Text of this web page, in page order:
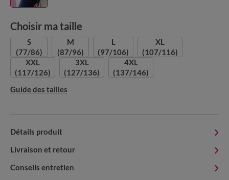
Choisir ma taille
S
(77/86)
M
(87/96)
L
(97/106)
XL
(107/116)
XXL
(117/126)
3XL
(127/136)
4XL
(137/146)
Guide des tailles
Détails produit
Livraison et retour
Conseils entretien